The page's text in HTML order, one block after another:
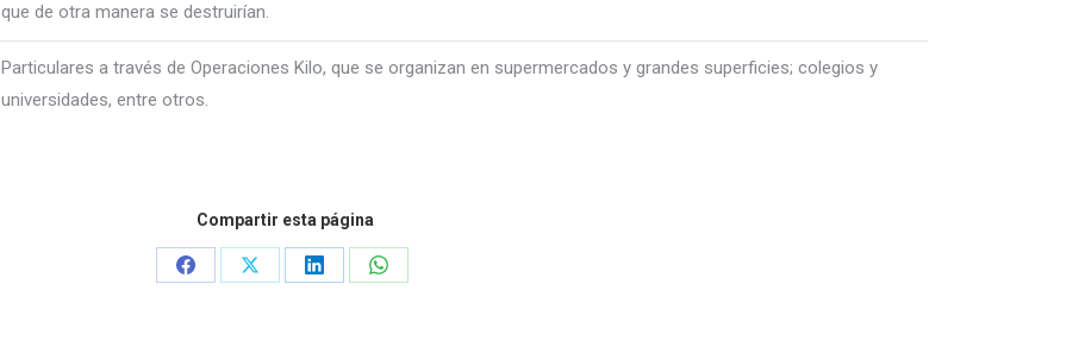
que de otra manera se destruirían.
Particulares a través de Operaciones Kilo, que se organizan en supermercados y grandes superficies; colegios y
universidades, entre otros.
Compartir esta página
Share
Share
Share
Share